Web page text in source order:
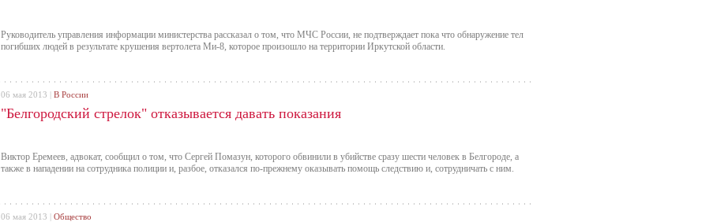
Руководитель управления информации министерства рассказал о том, что МЧС России, не подтверждает пока что обнаружение тел
погибших людей в результате крушения вертолета Ми-8, которое произошло на территории Иркутской области.
"Белгородский стрелок" отказывается давать показания
Виктор Еремеев, адвокат, сообщил о том, что Сергей Помазун, которого обвинили в убийстве сразу шести человек в Белгороде, а
также в нападении на сотрудника полиции и, разбое, отказался по-прежнему оказывать помощь следствию и, сотрудничать с ним.
06 мая 2013 | В России
06 мая 2013 | Общество